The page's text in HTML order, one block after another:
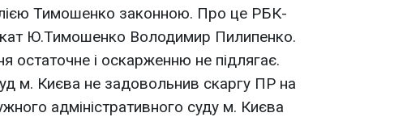
Тимошенко законною. Про це РБК-
Ю.Тимошенко Володимир Пилипенко.
остаточне і оскарженню не підлягає.
м. Києва не задовольнив скаргу ПР на
адміністративного суду м. Києва